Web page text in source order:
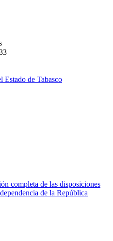
de Tabasco
completa de las disposiciones
de la República